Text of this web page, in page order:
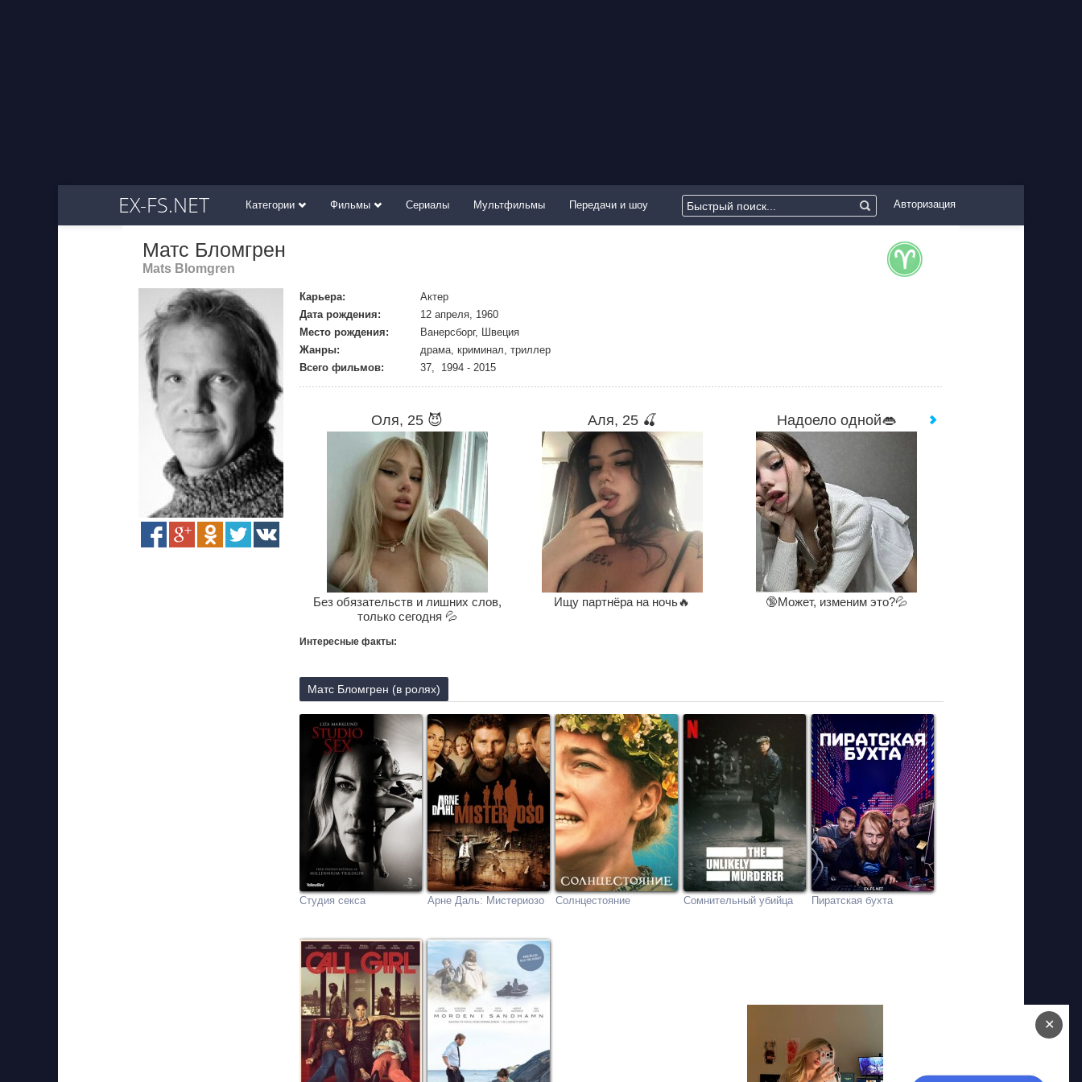
EX-FS.NET Категории Фильмы Сериалы Мультфильмы Передачи и шоу Авторизация
Матс Бломгрен
Mats Blomgren
Карьера:
Актер
Дата рождения:
12 апреля, 1960
Место рождения:
Ванерсборг, Швеция
Жанры:
драма, криминал, триллер
Всего фильмов:
37, 1994 - 2015
Оля, 25 😈
Без обязательств и лишних слов,
только сегодня 💦
Аля, 25 🍒
Ищу партнёра на ночь🔥
Надоело одной👄
🔞Может, изменим это?💦
Интересные факты:
Матс Бломгрен (в ролях)
Студия секса Арне Даль: Мистериозо Солнцестояние Сомнительный убийца Пиратская бухта
✕